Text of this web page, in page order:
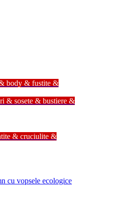
body & fustite &
& sosete & bustiere &
& cruciulite &
cu vopsele ecologice